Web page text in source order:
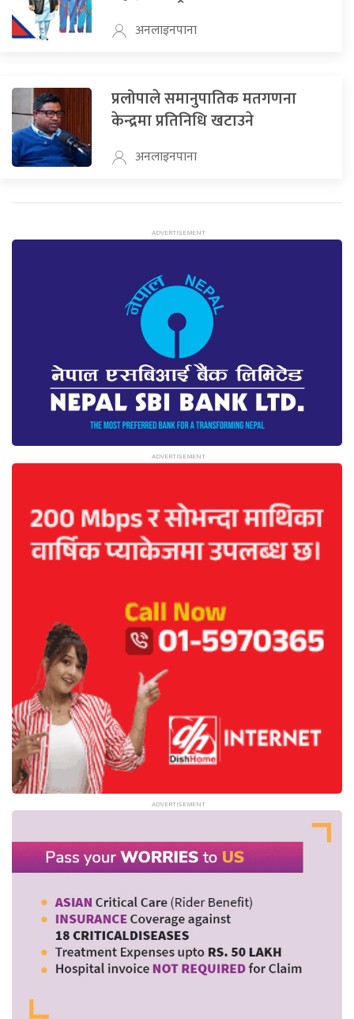
अनलाइनपाना
प्रलोपाले समानुपातिक मतगणना
केन्द्रमा प्रतिनिधि खटाउने
अनलाइनपाना